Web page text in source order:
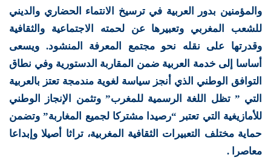
والمؤمنين بدور العربية في ترسيخ الانتماء الحضاري والديني
للشعب المغربي وتعبيرها عن لحمته الاجتماعية والثقافية
وقدرتها على نقله نحو مجتمع المعرفة المنشود. ويسعى
أساسا إلى خدمة العربية ضمن المقاربة الدستورية وفي نطاق
التوافق الوطني الذي أنجز سياسة لغوية مندمجة تعتز بالعربية
التي ” تظل اللغة الرسمية للمغرب” وتثمن الإنجاز الوطني
للأمازيغية التي تعتبر “رصيدا مشتركا لجميع المغاربة” وتضمن
حماية مختلف التعبيرات الثقافية المغربية، تراثا أصيلا وإبداعا
معاصرا .